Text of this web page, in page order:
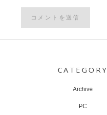
CATEGORY
Archive
PC